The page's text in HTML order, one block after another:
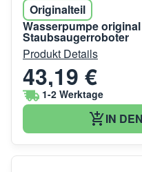
Originalteil
Wasserpumpe
Staubsaugerroboter
Produkt Details
43,19 €
1-2 Werktage
IN